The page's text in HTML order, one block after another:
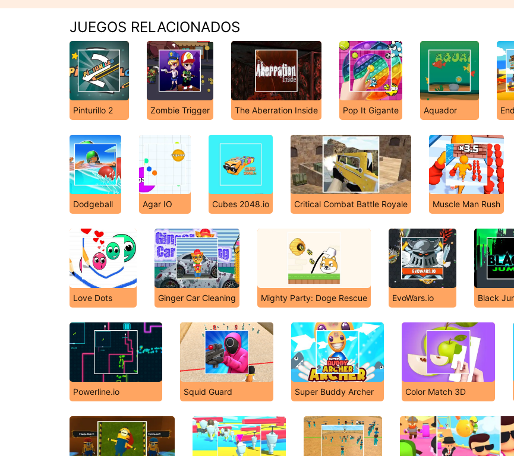
JUEGOS RELACIONADOS
Pinturillo 2 Zombie Trigger The Aberration Inside Pop It Gigante Aquador
Dodgeball Agar IO Cubes 2048.io Critical Combat Battle Royale Muscle Man Rush
Love Dots Ginger Car Cleaning Mighty Party: Doge Rescue EvoWars.io Black
Powerline.io Squid Guard Super Buddy Archer Color Match 3D